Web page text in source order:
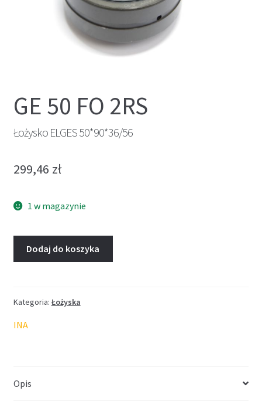
GE 50 FO 2RS
Łożysko ELGES 50*90*36/56
299,46 zł
1 w magazynie
Dodaj do koszyka
Kategoria: Łożyska
INA
Opis